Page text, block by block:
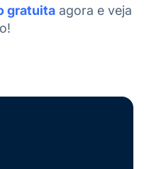
gratuita agora e veja